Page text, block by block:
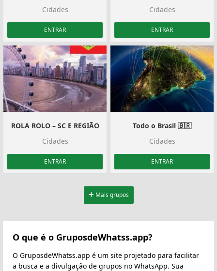
Cidades
ENTRAR
Cidades
ENTRAR
ROLA ROLO – SC E REGIÃO
Cidades
ENTRAR
Todo o Brasil 🇧🇷
Cidades
ENTRAR
Mais grupos
O que é o GruposdeWhatss.app?
O GruposdeWhatss.app é um site projetado para facilitar
a busca e a divulgação de grupos no WhatsApp. Sua